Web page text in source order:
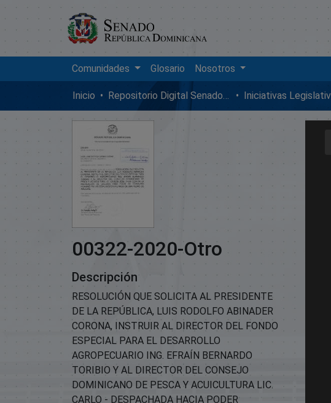
Comunidades Glosario Nosotros
Inicio Repositorio Digital SenadoRD Iniciativas
00322-2020-Otro
Descripción
RESOLUCIÓN QUE SOLICITA AL PRESIDENTE
DE LA REPÚBLICA, LUIS RODOLFO ABINADER
CORONA, INSTRUIR AL DIRECTOR DEL FONDO
ESPECIAL PARA EL DESARROLLO
AGROPECUARIO ING. EFRAÍN BERNARDO
TORIBIO Y AL DIRECTOR DEL CONSEJO
DOMINICANO DE PESCA Y ACUICULTURA LIC.
CARLO - DESPACHADA HACIA PODER